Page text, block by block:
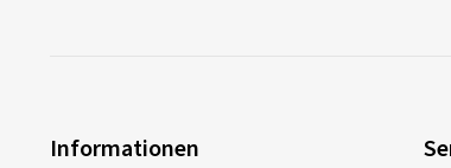
Informationen